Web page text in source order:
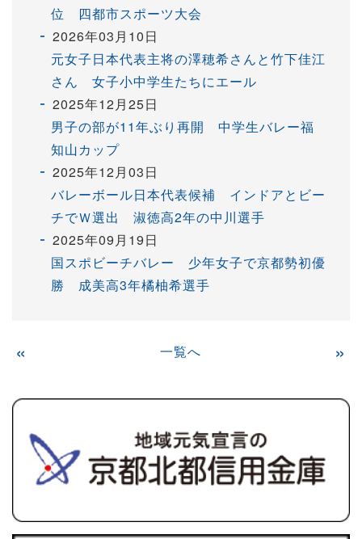
位 四都市スポーツ大会
2026年03月10日
元女子日本代表主将の澤穂希さんと竹下佳江
さん 女子小中学生たちにエール
2025年12月25日
男子の部が11年ぶり再開 中学生バレー福
知山カップ
2025年12月03日
バレーボール日本代表候補 インドアとビー
チでＷ選出 淑徳高2年の中川選手
2025年09月19日
国スポビーチバレー 少年女子で京都勢初優
勝 成美高3年橘柚希選手
« 一覧へ